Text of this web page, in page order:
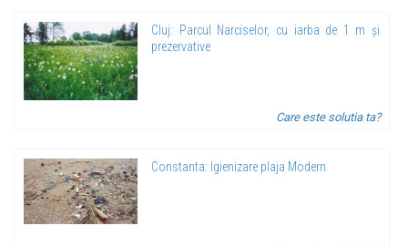
Cluj: Parcul Narciselor, cu iarba de 1 m și
prezervative
Care este solutia ta?
Constanta: Igienizare plaja Modern